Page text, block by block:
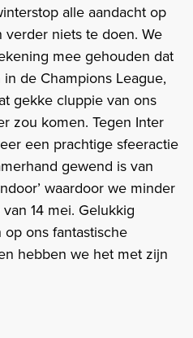
alle aandacht op
niets te doen. We
mee gehouden dat
de Champions League,
gekke cluppie van ons
zou komen. Tegen Inter
een prachtige sfeeractie
gewend is van
waardoor we minder
14 mei. Gelukkig
ons fantastische
hebben we het met zijn